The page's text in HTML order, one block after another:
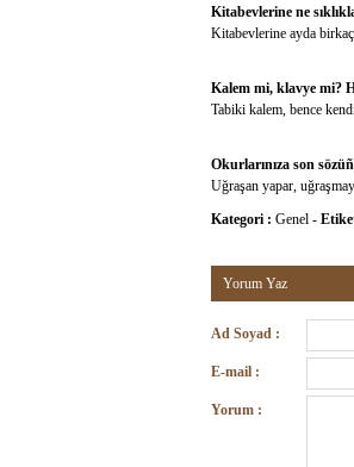
Kitabevlerine ne
Kitabevlerine ayda
Kalem mi, klavye mi?
Tabiki kalem, bence
Okurlarınıza son
Uğraşan yapar,
Kategori : Genel -
Yorum Yaz
Ad Soyad :
E-mail :
Yorum :